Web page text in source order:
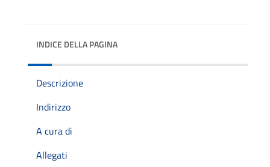
INDICE DELLA PAGINA
Descrizione
Indirizzo
A cura di
Allegati